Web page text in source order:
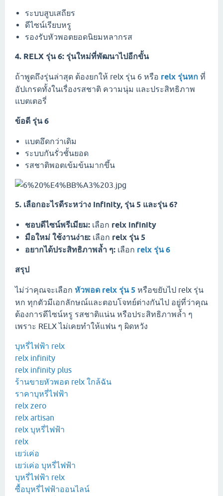
ระบบสูบเสถียร
ดีไซน์เรียบหรู
รองรับหัวพอตยอดนิยมหลากรส
4. RELX รุ่น 6: รุ่นใหม่ที่พัฒนาไปอีกขั้น
ถ้าพูดถึงรุ่นล่าสุด ต้องยกให้ relx รุ่น 6 หรือ relx รุ่นหก ที่
อัปเกรดทั้งในเรื่องรสชาติ ความนุ่ม และประสิทธิภาพ
แบตเตอรี่
ข้อดี รุ่น 6
แบตอึดกว่าเดิม
ระบบกันรั่วชั้นยอด
รสชาติพอตเข้มข้นมากขึ้น
5. เลือกอะไรดีระหว่าง Infinity, รุ่น 5 และรุ่น 6?
ชอบดีไซน์พรีเมียม: เลือก relx infinity
มือใหม่ ใช้งานง่าย: เลือก relx รุ่น 5
อยากได้ประสิทธิภาพล้ำ ๆ: เลือก relx รุ่น 6
สรุป
ไม่ว่าคุณจะเลือก หัวพอด relx รุ่น 5 หรือขยับไป relx รุ่น
หก ทุกตัวมีเอกลักษณ์และตอบโจทย์ต่างกันไป อยู่ที่ว่าคุณ
ต้องการดีไซน์หรู รสชาติแน่น หรือประสิทธิภาพล้ำ ๆ
เพราะ RELX ไม่เคยทำให้แฟน ๆ ผิดหวัง
บุหรี่ไฟฟ้า relx
relx infinity
relx infinity plus
ร้านขายหัวพอต relx ใกล้ฉัน
ราคาบุหรี่ไฟฟ้า
relx zero
relx artisan
relx บุหรี่ไฟฟ้า
relx
เยว่เค่อ
เยว่เค่อ บุหรี่ไฟฟ้า
บุหรี่ไฟฟ้า relx
ซื้อบุหรี่ไฟฟ้าออนไลน์